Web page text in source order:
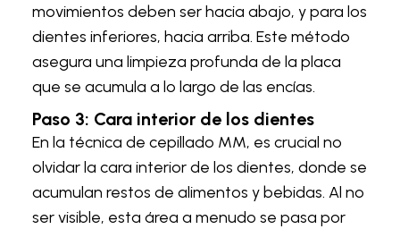
movimientos deben ser hacia abajo, y para los
dientes inferiores, hacia arriba. Este método
asegura una limpieza profunda de la placa
que se acumula a lo largo de las encías.
Paso 3: Cara interior de los dientes
En la técnica de cepillado MM, es crucial no
olvidar la cara interior de los dientes, donde se
acumulan restos de alimentos y bebidas. Al no
ser visible, esta área a menudo se pasa por